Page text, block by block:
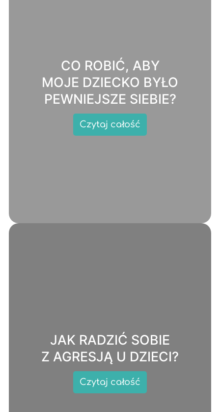
CO ROBIĆ, ABY
MOJE DZIECKO BYŁO
PEWNIEJSZE SIEBIE?
Czytaj całość
JAK RADZIĆ SOBIE
Z AGRESJĄ U DZIECI?
Czytaj całość